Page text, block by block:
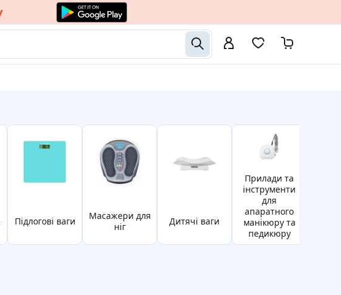
Підлогові ваги
масажери для
ніг
дитячі ваги
Прилади та
інструменти
для
апаратного
манікюру та
педикюру